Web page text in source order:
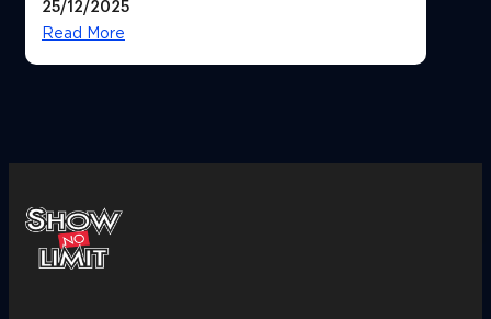
25/12/2025
Read More